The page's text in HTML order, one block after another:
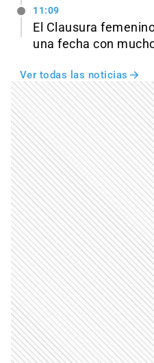
11:09
El Clausura
una fecha con
Ver todas las noticias